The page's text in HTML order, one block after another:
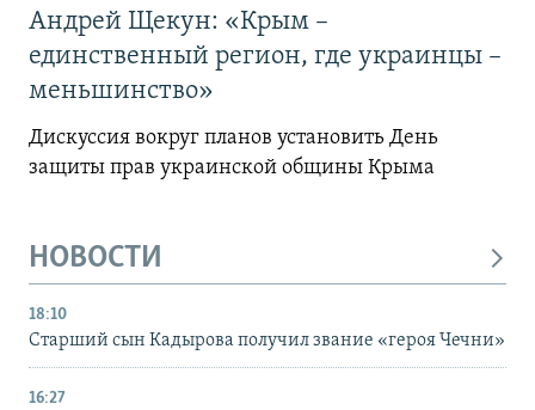
Андрей Щекун: «Крым –
единственный регион, где украинцы –
меньшинство»
Дискуссия вокруг планов установить День
защиты прав украинской общины Крыма
НОВОСТИ
18:10
Старший сын Кадырова получил звание «героя Чечни»
16:27